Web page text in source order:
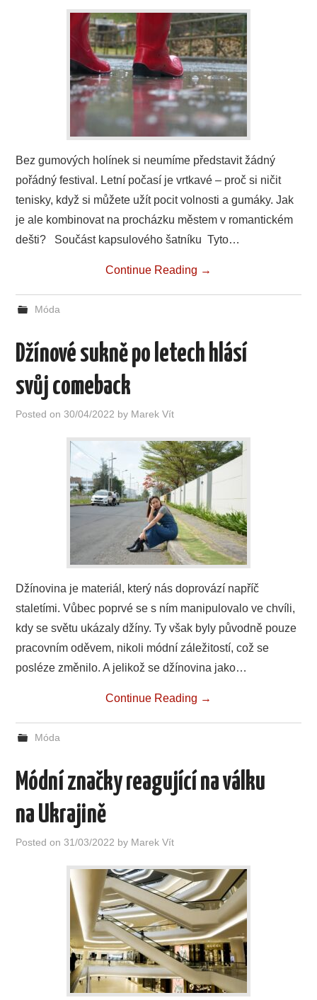
Bez gumových holínek si neumíme představit žádný
pořádný festival. Letní počasí je vrtkavé – proč si ničit
tenisky, když si můžete užít pocit volnosti a gumáky. Jak
je ale kombinovat na procházku městem v romantickém
dešti? Součást kapsulového šatníku Tyto…
Continue Reading →
Móda
Džínové sukně po letech hlásí
svůj comeback
Posted on30/04/2022 by Marek Vít
Džínovina je materiál, který nás doprovází napříč
staletími. Vůbec poprvé se s ním manipulovalo ve chvíli,
kdy se světu ukázaly džíny. Ty však byly původně pouze
pracovním oděvem, nikoli módní záležitostí, což se
posléze změnilo. A jelikož se džínovina jako…
Continue Reading →
Móda
Módní značky reagující na válku
na Ukrajině
Posted on31/03/2022 by Marek Vít